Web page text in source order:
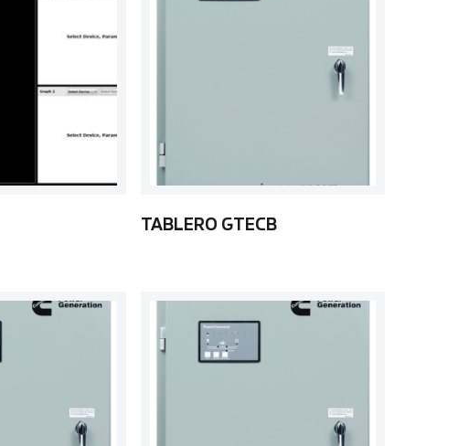
TABLERO GTECB